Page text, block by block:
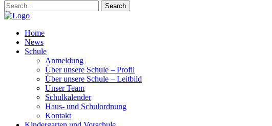
Search
Home
News
Schule
Anmeldung
Über unsere Schule – Profil
Über unsere Schule – Leitbild
Unser Team
Schulkalender
Haus- und Schulordnung
Kontakt